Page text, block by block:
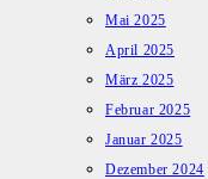
Mai 2025
April 2025
März 2025
Februar 2025
Januar 2025
Dezember 2024